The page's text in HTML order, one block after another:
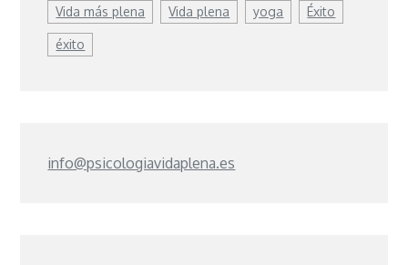
Vida más plena Vida plena yoga Éxito
éxito
info@psicologiavidaplena.es